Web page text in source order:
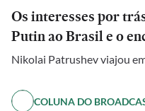
Os interesses por
Putin ao Brasil e o
Nikolai Patrushev viajou
COLUNA DO